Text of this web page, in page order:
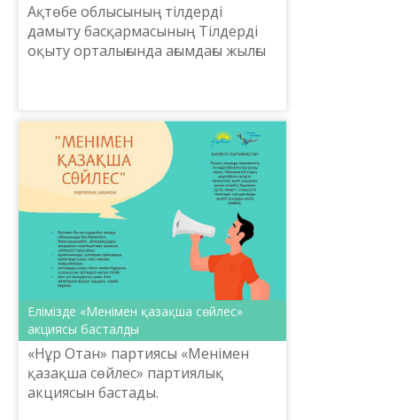
Ақтөбе облысының тілдерді
дамыту басқармасының Тілдерді
оқыту орталығында ағымдағы жылғы
Елімізде «Менімен қазақша сөйлес»
акциясы басталды
«Нұр Отан» партиясы «Менімен
қазақша сөйлес» партиялық
акциясын бастады.